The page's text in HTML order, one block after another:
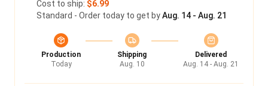
Cost to ship: $6.99
Standard - Order today to get byAug. 14 - Aug. 21
Production
Today
Shipping
Aug. 10
Delivered
Aug. 14 - Aug. 21